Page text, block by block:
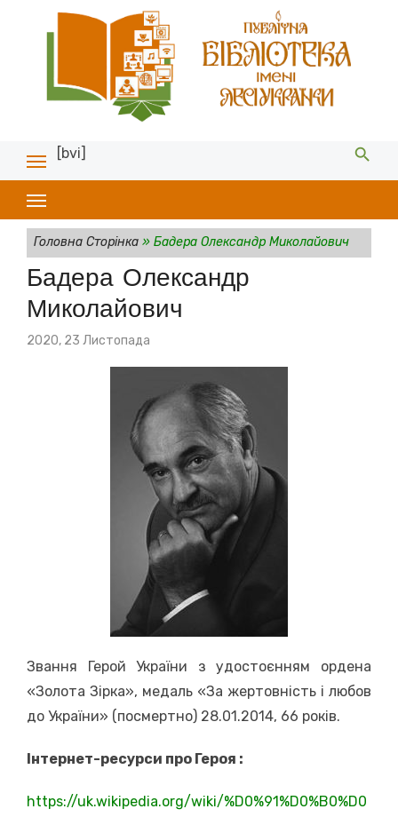
[bvi]
Головна Сторінка» Бадера Олександр Миколайович
Бадера Олександр
Миколайович
Posted
2020, 23 Листопада
Звання Герой України з удостоєнням ордена
«Золота Зірка», медаль «За жертовність і любов
до України» (посмертно) 28.01.2014, 66 років.
Інтернет-ресурси про Героя :
https://uk.wikipedia.org/wiki/%D0%91%D0%B0%D0